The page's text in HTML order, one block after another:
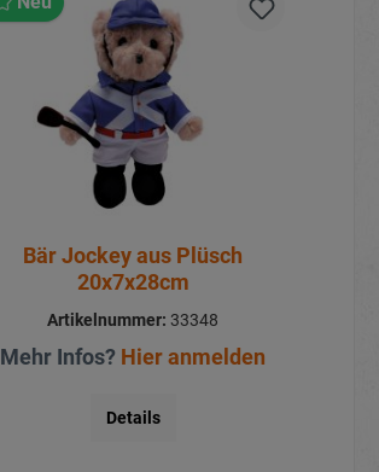
Bär Jockey aus Plüsch
20x7x28cm
Artikelnummer: 33348
Mehr Infos? Hier anmelden
Details